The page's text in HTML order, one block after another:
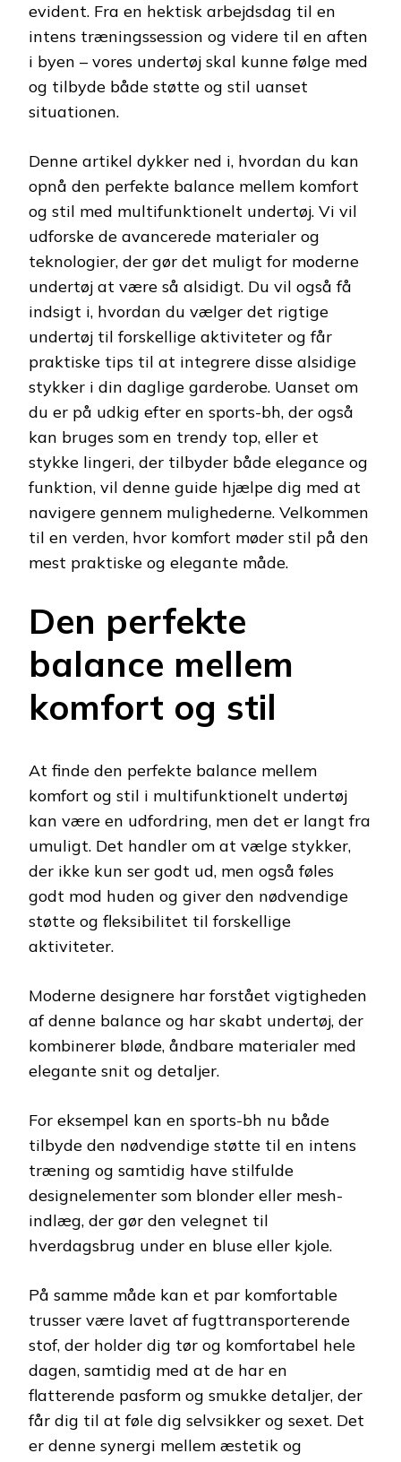
evident. Fra en hektisk arbejdsdag til en
intens træningssession og videre til en aften
i byen – vores undertøj skal kunne følge med
og tilbyde både støtte og stil uanset
situationen.
Denne artikel dykker ned i, hvordan du kan
opnå den perfekte balance mellem komfort
og stil med multifunktionelt undertøj. Vi vil
udforske de avancerede materialer og
teknologier, der gør det muligt for moderne
undertøj at være så alsidigt. Du vil også få
indsigt i, hvordan du vælger det rigtige
undertøj til forskellige aktiviteter og får
praktiske tips til at integrere disse alsidige
stykker i din daglige garderobe. Uanset om
du er på udkig efter en sports-bh, der også
kan bruges som en trendy top, eller et
stykke lingeri, der tilbyder både elegance og
funktion, vil denne guide hjælpe dig med at
navigere gennem mulighederne. Velkommen
til en verden, hvor komfort møder stil på den
mest praktiske og elegante måde.
Den perfekte
balance mellem
komfort og stil
At finde den perfekte balance mellem
komfort og stil i multifunktionelt undertøj
kan være en udfordring, men det er langt fra
umuligt. Det handler om at vælge stykker,
der ikke kun ser godt ud, men også føles
godt mod huden og giver den nødvendige
støtte og fleksibilitet til forskellige
aktiviteter.
Moderne designere har forstået vigtigheden
af denne balance og har skabt undertøj, der
kombinerer bløde, åndbare materialer med
elegante snit og detaljer.
For eksempel kan en sports-bh nu både
tilbyde den nødvendige støtte til en intens
træning og samtidig have stilfulde
designelementer som blonder eller mesh-
indlæg, der gør den velegnet til
hverdagsbrug under en bluse eller kjole.
På samme måde kan et par komfortable
trusser være lavet af fugttransporterende
stof, der holder dig tør og komfortabel hele
dagen, samtidig med at de har en
flatterende pasform og smukke detaljer, der
får dig til at føle dig selvsikker og sexet. Det
er denne synergi mellem æstetik og